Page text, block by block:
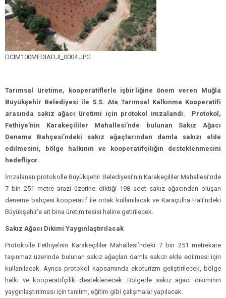
DCIM100MEDIADJI_0004.JPG
Tarımsal üretime, kooperatiflerle işbirliğine önem veren Muğla
Büyükşehir Belediyesi ile S.S. Ata Tarımsal Kalkınma Kooperatifi
arasında sakız ağacı üretimi için protokol imzalandı.
Protokol,
Fethiye’nin Karakeçililer Mahallesi’nde bulunan Sakız Ağacı
Deneme Bahçesi’ndeki sakız ağaçlarından damla sakızı elde
edilmesini, bölge halkının ve kooperatifçiliğin desteklenmesini
hedefliyor.
İmzalanan protokolle Büyükşehir Belediyesi’nin Karakeçililer Mahallesi’nde
7 bin 251 metre arazi üzerine diktiği 198 adet sakız ağacından oluşan
deneme bahçesi kooperatif ile ortak kullanılacak ve Karaçulha Hali’ndeki
Büyükşehir’e ait bina üretim tesisi haline getirilecek.
Sakız Ağacı Dikimi Yaygınlaştırılacak
Protokolle Fethiye’nin Karakeçililer Mahallesi’ndeki 7 bin 251 metrekare
taşınmaz üzerinde bulunan sakız ağaçları damla sakızı elde edilmesi için
kullanılacak. Ayrıca protokol kapsamında ekoturizm geliştirilecek, bölge
halkı ve kooperatifçilik desteklenecek. Bölgede sakız ağacı dikiminin
yaygınlaştırılması için tanıtım, eğitim gibi çalışmalar yapılacak.